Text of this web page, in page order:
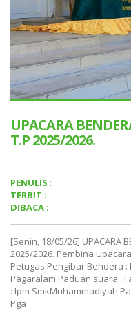
UPACARA
T.P 2025/2026.
PENULIS :
TERBIT :
DIBACA :
[Senin, 18/05/26] UPACARA
2025/2026. Pembina
Petugas Pengibar Bendera
Pagaralam Paduan suara :
: Ipm SmkMuhammadiyah
Pga